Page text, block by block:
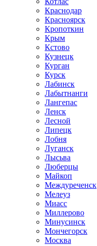
Краснодар
Красноярск
Кропоткин
Крым
Кстово
Кузнецк
Курган
Курск
Лабинск
Лабытнанги
Лангепас
Ленск
Лесной
Липецк
Лобня
Луганск
Лысьва
Люберцы
Майкоп
Междуреченск
Мелеуз
Миасс
Миллерово
Минусинск
Мончегорск
Москва